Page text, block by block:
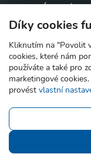
Díky cookies
Kliknutím na "Povolit
cookies, které nám
používáte a také pro
marketingové
provést vlastní
pracovní
ČR. Navíc u nás
© 2006 - 2026